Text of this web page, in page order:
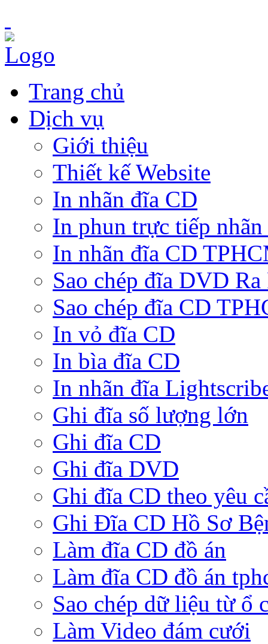
Trang chủ
Dịch vụ
Giới thiệu
Thiết kế Website
In nhãn đĩa CD
In phun trực tiếp
In nhãn đĩa CD
Sao chép đĩa DVD
Sao chép đĩa CD
In vỏ đĩa CD
In bìa đĩa CD
In nhãn đĩa
Ghi đĩa số lượng lớn
Ghi đĩa CD
Ghi đĩa DVD
Ghi đĩa CD theo yêu
Ghi Đĩa CD Hồ Sơ
Làm đĩa CD đồ án
Làm đĩa CD đồ án
Sao chép dữ liệu từ ổ
Làm Video đám cưới